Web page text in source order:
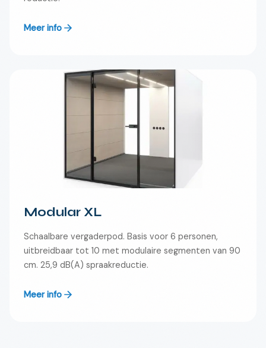
Meer info
Modular XL
Schaalbare vergaderpod. Basis voor 6 personen,
uitbreidbaar tot 10 met modulaire segmenten van 90
cm. 25,9 dB(A) spraakreductie.
Meer info